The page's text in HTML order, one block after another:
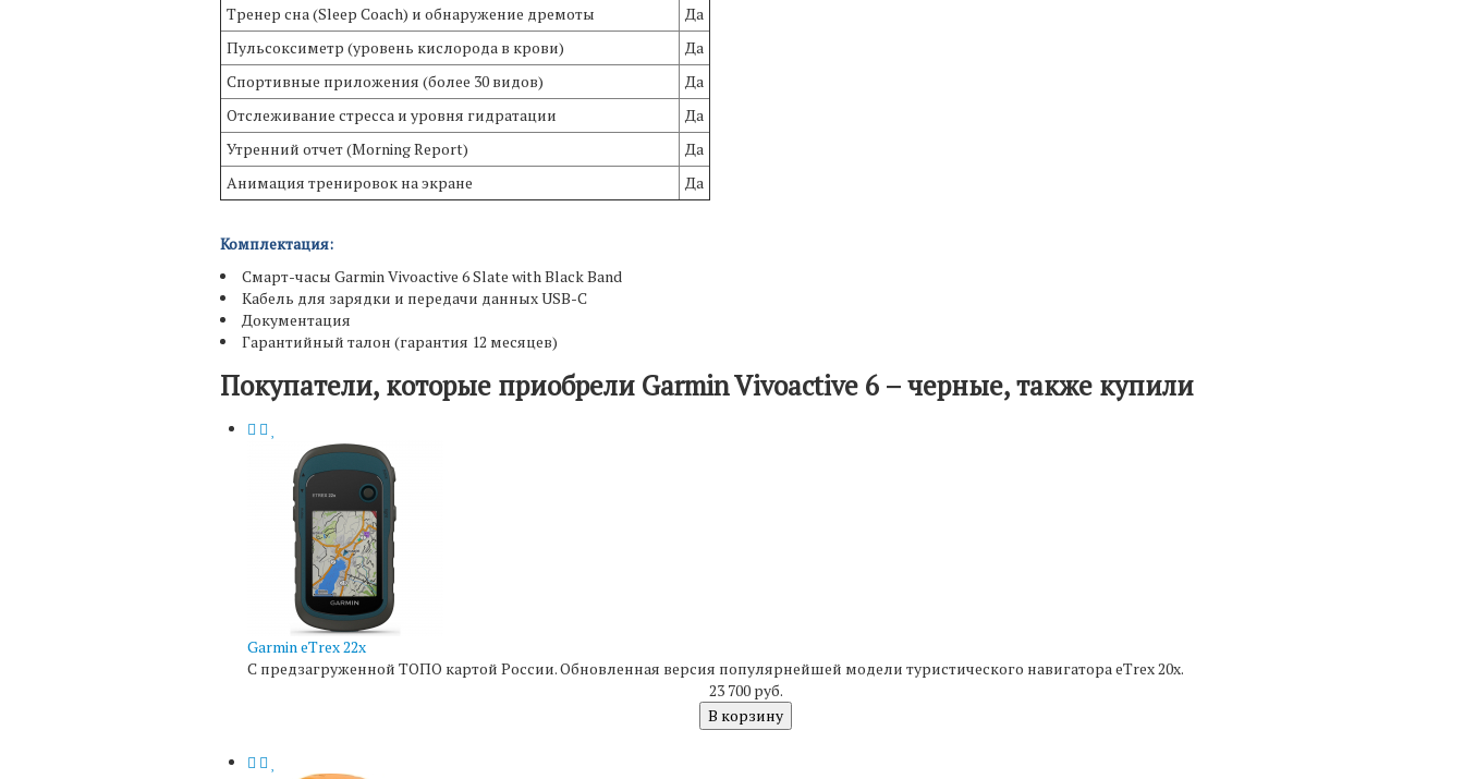
Тренер сна (Sleep Coach) и обнаружение дремоты
Да
Пульсоксиметр (уровень кислорода в крови)
Да
Спортивные приложения (более 30 видов)
Да
Отслеживание стресса и уровня гидратации
Да
Утренний отчет (Morning Report)
Да
Анимация тренировок на экране
Да
Комплектация:
Смарт-часы Garmin Vivoactive 6Slate with Black Band
Кабель для зарядки и передачи данных USB-C
Документация
Гарантийный талон (гарантия 12 месяцев)
Покупатели, которые приобрели Garmin Vivoactive 6 – черные, также купили
Garmin eTrex 22x
С предзагруженной ТОПО картой России. Обновленная версия популярнейшей модели туристического навигатора eTrex 20x.
23 700 руб.
В корзину